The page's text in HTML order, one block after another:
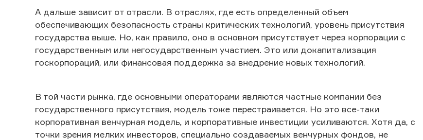
А дальше зависит от отрасли. В отраслях, где есть определенный объем
обеспечивающих безопасность страны критических технологий, уровень присутствия
государства выше. Но, как правило, оно в основном присутствует через корпорации с
государственным или негосударственным участием. Это или докапитализация
госкорпораций, или финансовая поддержка за внедрение новых технологий.
В той части рынка, где основными операторами являются частные компании без
государственного присутствия, модель тоже перестраивается. Но это все-таки
корпоративная венчурная модель, и корпоративные инвестиции усиливаются. Хотя да, с
точки зрения мелких инвесторов, специально создаваемых венчурных фондов, не